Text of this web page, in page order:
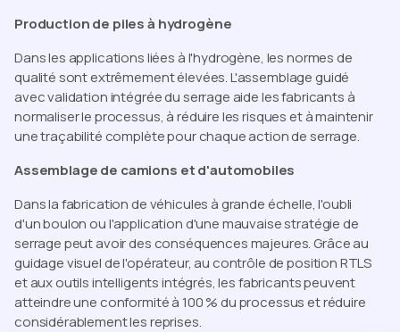
Production de piles à hydrogène
Dans les applications liées à l'hydrogène, les normes de
qualité sont extrêmement élevées. L'assemblage guidé
avec validation intégrée du serrage aide les fabricants à
normaliser le processus, à réduire les risques et à maintenir
une traçabilité complète pour chaque action de serrage.
Assemblage de camions et d'automobiles
Dans la fabrication de véhicules à grande échelle, l'oubli
d'un boulon ou l'application d'une mauvaise stratégie de
serrage peut avoir des conséquences majeures. Grâce au
guidage visuel de l'opérateur, au contrôle de position RTLS
et aux outils intelligents intégrés, les fabricants peuvent
atteindre une conformité à 100 % du processus et réduire
considérablement les reprises.